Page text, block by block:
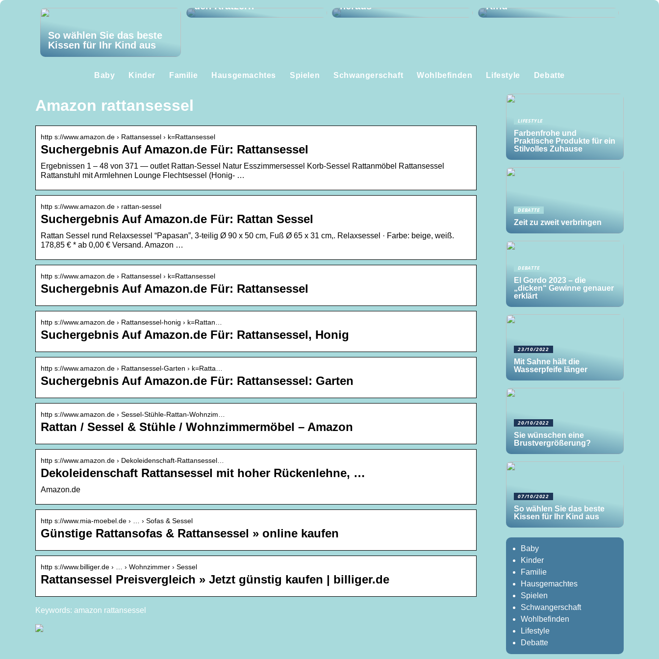
So wählen Sie das beste
Kissen für Ihr Kind aus
den Kratzern
heraus
Kind
Baby Kinder Familie Hausgemachtes Spielen Schwangerschaft Wohlbefinden Lifestyle Debatte
Amazon rattansessel
http s://www.amazon.de › Rattansessel › k=Rattansessel
Suchergebnis Auf Amazon.de Für: Rattansessel
Ergebnissen 1 – 48 von 371 — outlet Rattan-Sessel Natur Esszimmersessel Korb-Sessel Rattanmöbel Rattansessel
Rattanstuhl mit Armlehnen Lounge Flechtsessel (Honig- …
http s://www.amazon.de › rattan-sessel
Suchergebnis Auf Amazon.de Für: Rattan Sessel
Rattan Sessel rund Relaxsessel “Papasan”, 3-teilig Ø 90 x 50 cm, Fuß Ø 65 x 31 cm,. Relaxsessel · Farbe: beige, weiß.
178,85 € * ab 0,00 € Versand. Amazon …
http s://www.amazon.de › Rattansessel › k=Rattansessel
Suchergebnis Auf Amazon.de Für: Rattansessel
http s://www.amazon.de › Rattansessel-honig › k=Rattan…
Suchergebnis Auf Amazon.de Für: Rattansessel, Honig
http s://www.amazon.de › Rattansessel-Garten › k=Ratta…
Suchergebnis Auf Amazon.de Für: Rattansessel: Garten
http s://www.amazon.de › Sessel-Stühle-Rattan-Wohnzim…
Rattan / Sessel & Stühle / Wohnzimmermöbel – Amazon
http s://www.amazon.de › Dekoleidenschaft-Rattansessel…
Dekoleidenschaft Rattansessel mit hoher Rückenlehne, …
Amazon.de
http s://www.mia-moebel.de › … › Sofas & Sessel
Günstige Rattansofas & Rattansessel » online kaufen
http s://www.billiger.de › … › Wohnzimmer › Sessel
Rattansessel Preisvergleich » Jetzt günstig kaufen | billiger.de
Keywords: amazon rattansessel
LIFESTYLE
Farbenfrohe und
Praktische Produkte für ein
Stilvolles Zuhause
DEBATTE
Zeit zu zweit verbringen
DEBATTE
El Gordo 2023 – die
„dicken“ Gewinne genauer
erklärt
23/10/2022
Mit Sahne hält die
Wasserpfeife länger
20/10/2022
Sie wünschen eine
Brustvergrößerung?
07/10/2022
So wählen Sie das beste
Kissen für Ihr Kind aus
Baby
Kinder
Familie
Hausgemachtes
Spielen
Schwangerschaft
Wohlbefinden
Lifestyle
Debatte